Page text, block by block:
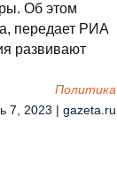
Об этом
передает РИА
развивают
Политика
7, 2023 | gazeta.ru